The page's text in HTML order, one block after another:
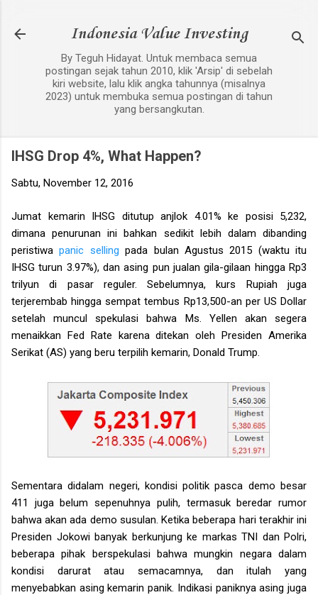
Indonesia Value Investing
By Teguh Hidayat. Untuk membaca semua
postingan sejak tahun 2010, klik 'Arsip' di sebelah
kiri website, lalu klik angka tahunnya (misalnya
2023) untuk membuka semua postingan di tahun
yang bersangkutan.
IHSG Drop 4%, What Happen?
Sabtu, November 12, 2016
Jumat kemarin IHSG ditutup anjlok 4.01% ke posisi 5,232,
dimana penurunan ini bahkan sedikit lebih dalam dibanding
peristiwapanic selling pada bulan Agustus 2015 (waktu itu
IHSG turun 3.97%), dan asing pun jualan gila-gilaan hingga Rp3
trilyun di pasar reguler. Sebelumnya, kurs Rupiah juga
terjerembab hingga sempat tembus Rp13,500-an per US Dollar
setelah muncul spekulasi bahwa Ms. Yellen akan segera
menaikkan Fed Rate karena ditekan oleh Presiden Amerika
Serikat (AS) yang beru terpilih kemarin, Donald Trump.
Sementara didalam negeri, kondisi politik pasca demo besar
411 juga belum sepenuhnya pulih, termasuk beredar rumor
bahwa akan ada demo susulan. Ketika beberapa hari terakhir ini
Presiden Jokowi banyak berkunjung ke markas TNI dan Polri,
beberapa pihak berspekulasi bahwa mungkin negara dalam
kondisi darurat atau semacamnya, dan itulah yang
menyebabkan asing kemarin panik. Indikasi paniknya asing juga